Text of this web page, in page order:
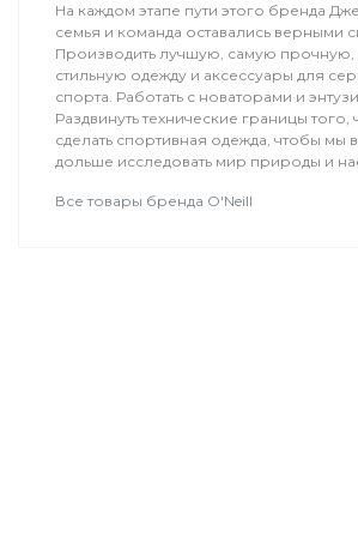
На каждом этапе пути этого бренда
семья и команда оставались верными
Производить лучшую, самую прочную,
стильную одежду и аксессуары для
спорта. Работать с новаторами и
Раздвинуть технические границы того,
сделать спортивная одежда, чтобы мы
дольше исследовать мир природы и
Все товары бренда O'Neill